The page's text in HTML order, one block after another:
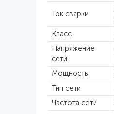
Ток сварки
Класс
Напряжение
сети
Мощность
Тип сети
Частота сети